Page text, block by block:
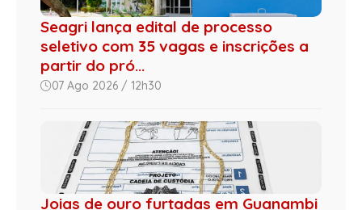
Seagri lança edital de processo
seletivo com 35 vagas e inscrições a
partir do pró...
07 Ago 2026 / 12h30
Joias de ouro furtadas em Guanambi